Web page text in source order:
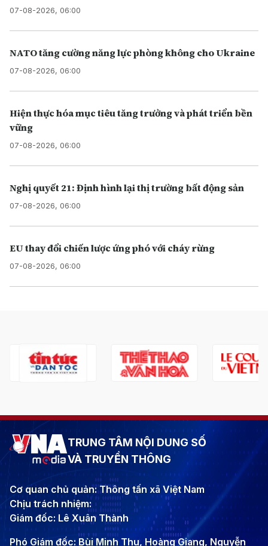
07-08-2026, 06:00
NATO tăng cường năng lực phòng không cho Ukraine
07-08-2026, 06:00
Hiện thực hóa mục tiêu tăng trưởng và phát triển bền
vững
07-08-2026, 06:00
Nghị quyết 21: Định hình lại thị trường bất động sản
07-08-2026, 06:00
EU thay đổi chiến lược ứng phó với cháy rừng
07-08-2026, 06:00
TRUNG TÂM NỘI DUNG SỐ
VÀ TRUYỀN THÔNG
Cơ quan chủ quản: Thông tấn xã Việt Nam
Chịu trách nhiệm:
Giám đốc: Lê Xuân Thành
Phó Giám đốc: Bùi Minh Thu, Hoàng Giang, Nguyễn